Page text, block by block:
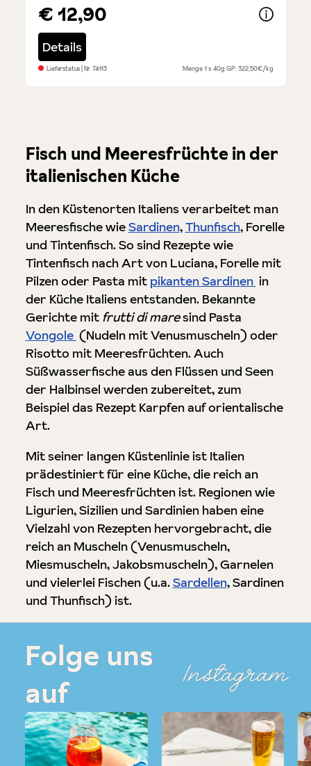
€ 12,90
Details
Lieferstatus| Nr.74113 Menge1 x 40gGP: 322,50€/kg
Fisch und Meeresfrüchte in der
italienischen Küche
In den Küstenorten Italiens verarbeitet man
Meeresfische wieSardinen,Thunfisch, Forelle
und Tintenfisch. So sind Rezepte wie
Tintenfisch nach Art von Luciana, Forelle mit
Pilzen oder Pasta mit pikanten Sardinen in
der Küche Italiens entstanden. Bekannte
Gerichte mit frutti di maresind Pasta
Vongole (Nudeln mit Venusmuscheln) oder
Risotto mit Meeresfrüchten. Auch
Süßwasserfische aus den Flüssen und Seen
der Halbinsel werden zubereitet, zum
Beispiel das Rezept Karpfen auf orientalische
Art.
Mit seiner langen Küstenlinie ist Italien
prädestiniert für eine Küche, die reich an
Fisch und Meeresfrüchten ist. Regionen wie
Ligurien, Sizilien und Sardinien haben eine
Vielzahl von Rezepten hervorgebracht, die
reich an Muscheln (Venusmuscheln,
Miesmuscheln, Jakobsmuscheln), Garnelen
und vielerlei Fischen (u.a.Sardellen, Sardinen
und Thunfisch) ist.
Folge uns
auf
Instagram